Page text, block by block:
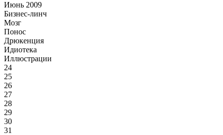
Июнь 2009
Бизнес-линч
Мозг
Понос
Дрюкенция
Идиотека
Иллюстрации
24
25
26
27
28
29
30
31